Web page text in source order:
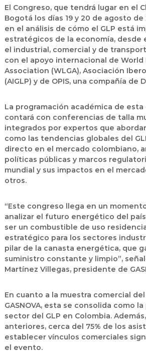
El Congreso, que tendrá lugar en el
Bogotá los días 19 y 20 de agosto
en el análisis de cómo el GLP está
estratégicos de la economía, desde
el industrial, comercial y de
con el apoyo internacional de World
Association (WLGA), Asociación
(AIGLP) y de OPIS, una compañía de
La programación académica de
contará con conferencias de talla
integrados por expertos que
como las tendencias globales del
directo en el mercado colombiano,
políticas públicas y marcos
mundial y sus impactos en el
otros.
“Este congreso llega en un
analizar el futuro energético del país.
ser un combustible de uso
estratégico para los sectores
pilar de la canasta energética, que
suministro constante y limpio”,
Martínez Villegas, presidente de
En cuanto a la muestra comercial
GASNOVA, esta se consolida como
sector del GLP en Colombia.
anteriores, cerca del 75% de los
establecer vínculos comerciales
el evento.